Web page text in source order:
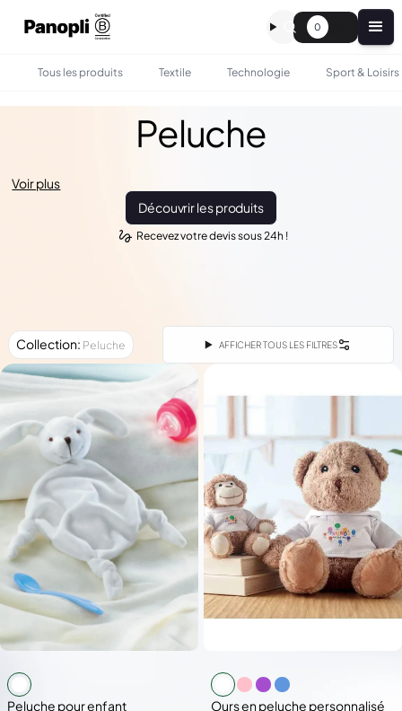
0
Tous les produits Textile Technologie Sport & Loisirs
Peluche
Voir plus
Découvrir les produits
Recevez votre devis sous 24h !
Collection: Peluche AFFICHER TOUS LES FILTRES
Peluche pour enfant
Ours en peluche personnalisé